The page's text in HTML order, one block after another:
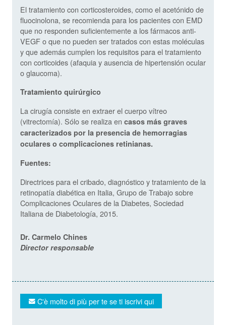
El tratamiento con corticosteroides, como el acetónido de
fluocinolona, se recomienda para los pacientes con EMD
que no responden suficientemente a los fármacos anti-
VEGF o que no pueden ser tratados con estas moléculas
y que además cumplen los requisitos para el tratamiento
con corticoides (afaquia y ausencia de hipertensión ocular
o glaucoma).
Tratamiento quirúrgico
La cirugía consiste en extraer el cuerpo vítreo
(vitrectomía). Sólo se realiza en casos más graves
caracterizados por la presencia de hemorragias
oculares o complicaciones retinianas.
Fuentes:
Directrices para el cribado, diagnóstico y tratamiento de la
retinopatía diabética en Italia, Grupo de Trabajo sobre
Complicaciones Oculares de la Diabetes, Sociedad
Italiana de Diabetología, 2015.
Dr. Carmelo Chines
Director responsable
C'è molto di più per te se ti iscrivi qui